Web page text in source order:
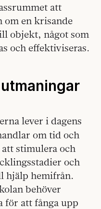
att
om en krisande
objekt, något som
och effektiviseras.
lever i dagens
om tid och
stimulera och
och
hjälp hemifrån.
behöver
för att fånga upp